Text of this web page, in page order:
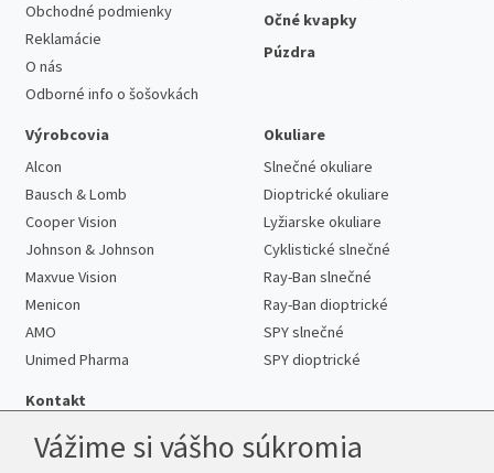
Obchodné podmienky
Reklamácie
O nás
Odborné info o šošovkách
Očné kvapky
Púzdra
Výrobcovia
Alcon
Bausch & Lomb
Cooper Vision
Johnson & Johnson
Maxvue Vision
Menicon
AMO
Unimed Pharma
Okuliare
Slnečné okuliare
Dioptrické okuliare
Lyžiarske okuliare
Cyklistické slnečné
Ray-Ban slnečné
Ray-Ban dioptrické
SPY slnečné
SPY dioptrické
Kontakt
Vážime si vášho súkromia